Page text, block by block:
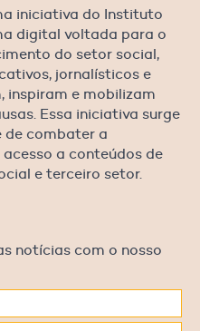
iniciativa do Instituto
digital voltada para o
do setor social,
jornalísticos e
inspiram e mobilizam
Essa iniciativa surge
de combater a
a conteúdos de
e terceiro setor.
notícias com o nosso